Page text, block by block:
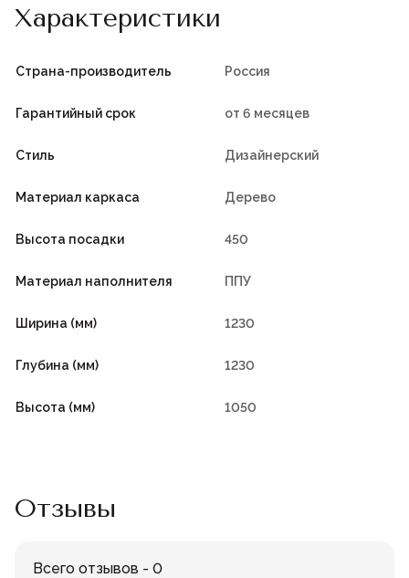
Характеристики
Страна-производитель Россия
Гарантийный срок от 6 месяцев
Стиль Дизайнерский
Материал каркаса Дерево
Высота посадки 450
Материал наполнителя ППУ
Ширина (мм) 1230
Глубина (мм) 1230
Высота (мм) 1050
Отзывы
Всего отзывов - 0